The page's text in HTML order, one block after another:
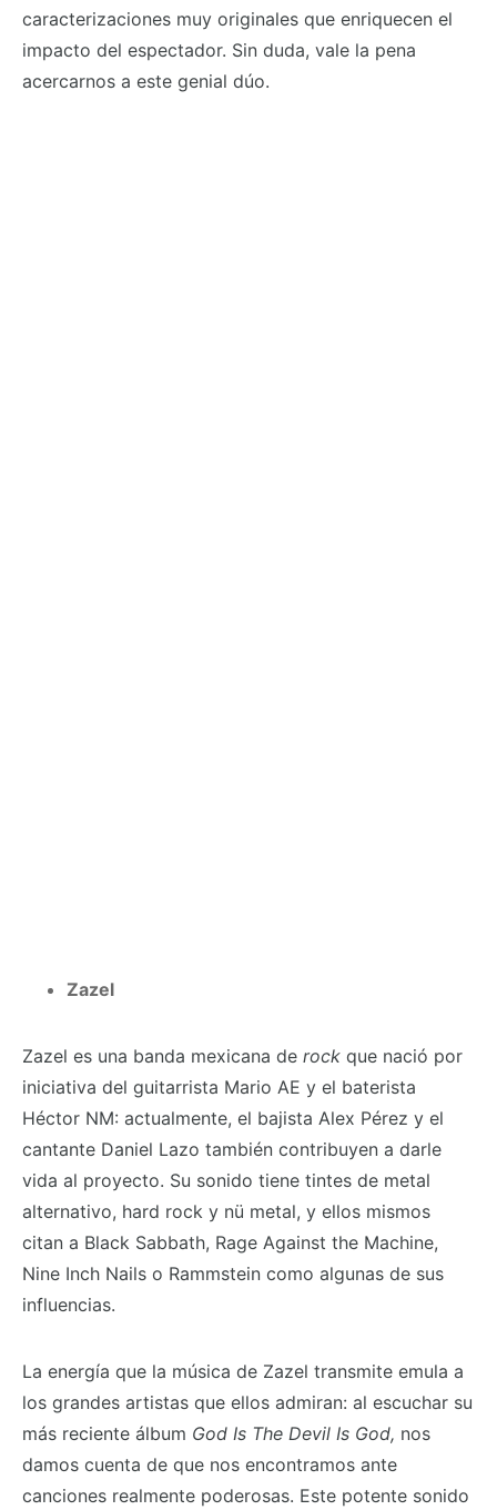
caracterizaciones muy originales que enriquecen el
impacto del espectador. Sin duda, vale la pena
acercarnos a este genial dúo.
Zazel
Zazel es una banda mexicana de rock que nació por
iniciativa del guitarrista Mario AE y el baterista
Héctor NM: actualmente, el bajista Alex Pérez y el
cantante Daniel Lazo también contribuyen a darle
vida al proyecto. Su sonido tiene tintes de metal
alternativo, hard rock y nü metal, y ellos mismos
citan a Black Sabbath, Rage Against the Machine,
Nine Inch Nails o Rammstein como algunas de sus
influencias.
La energía que la música de Zazel transmite emula a
los grandes artistas que ellos admiran: al escuchar su
más reciente álbum God Is The Devil Is God, nos
damos cuenta de que nos encontramos ante
canciones realmente poderosas. Este potente sonido